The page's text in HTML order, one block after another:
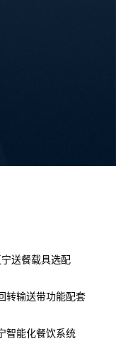
送餐载具选配
转输送带功能配套
智能化餐饮系统